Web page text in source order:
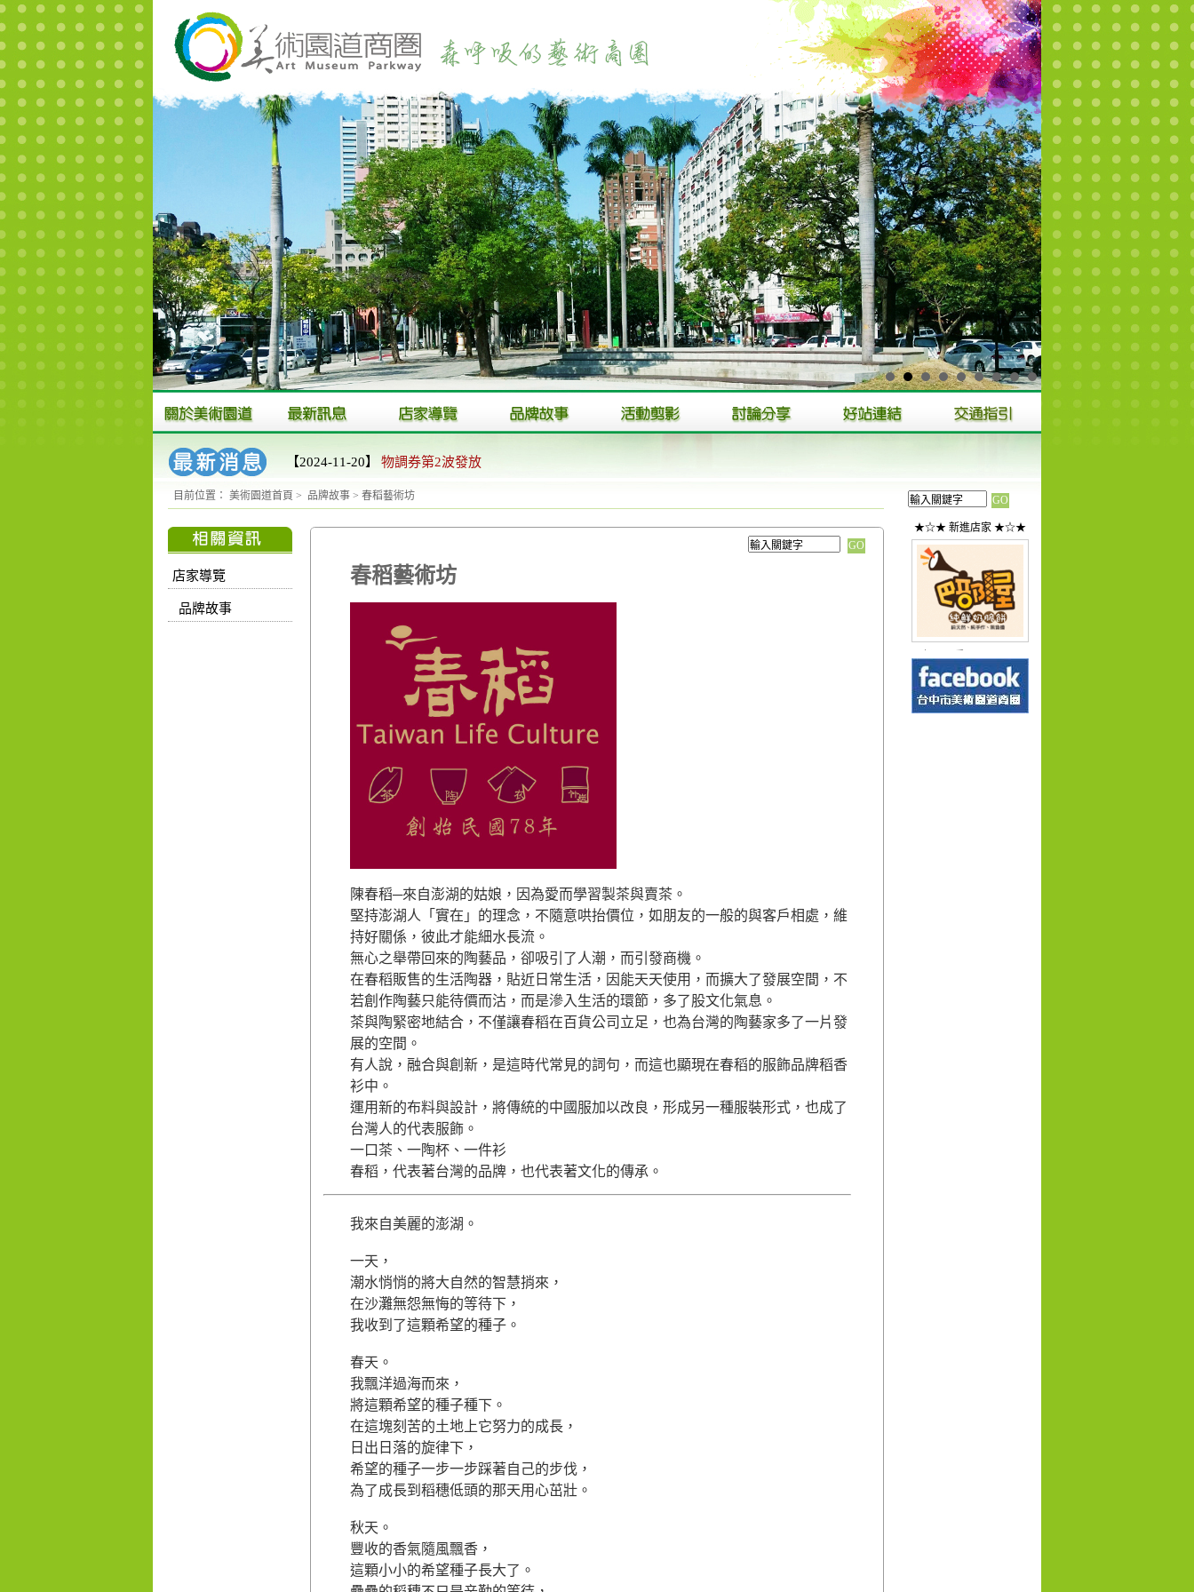
【2024-11-20】 物調券第2波發放
目前位置： 美術園道首頁 > 品牌故事 > 春稻藝術坊
店家導覽
品牌故事
春稻藝術坊
陳春稻─來自澎湖的姑娘，因為愛而學習製茶與賣茶。
堅持澎湖人「實在」的理念，不隨意哄抬價位，如朋友的一般的與客戶相處，維
持好關係，彼此才能細水長流。
無心之舉帶回來的陶藝品，卻吸引了人潮，而引發商機。
在春稻販售的生活陶器，貼近日常生活，因能天天使用，而擴大了發展空間，不
若創作陶藝只能待價而沽，而是滲入生活的環節，多了股文化氣息。
茶與陶緊密地結合，不僅讓春稻在百貨公司立足，也為台灣的陶藝家多了一片發
展的空間。
有人說，融合與創新，是這時代常見的詞句，而這也顯現在春稻的服飾品牌稻香
衫中。
運用新的布料與設計，將傳統的中國服加以改良，形成另一種服裝形式，也成了
台灣人的代表服飾。
一口茶、一陶杯、一件衫
春稻，代表著台灣的品牌，也代表著文化的傳承。
我來自美麗的澎湖。
一天，
潮水悄悄的將大自然的智慧捎來，
在沙灘無怨無悔的等待下，
我收到了這顆希望的種子。
春天。
我飄洋過海而來，
將這顆希望的種子種下。
在這塊刻苦的土地上它努力的成長，
日出日落的旋律下，
希望的種子一步一步踩著自己的步伐，
為了成長到稻穗低頭的那天用心茁壯。
秋天。
豐收的香氣隨風飄香，
這顆小小的希望種子長大了。
★☆★ 新進店家 ★☆★
巴部屋工房(Ba...
1 2 3